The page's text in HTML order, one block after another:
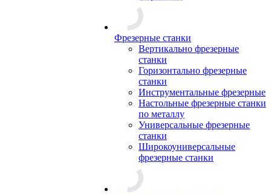
Фрезерные станки
Вертикально фрезерные
станки
Горизонтально фрезерные
станки
Инструментальные фрезерные
Настольные фрезерные станки
по металлу
Универсальные фрезерные
станки
Широкоуниверсальные
фрезерные станки